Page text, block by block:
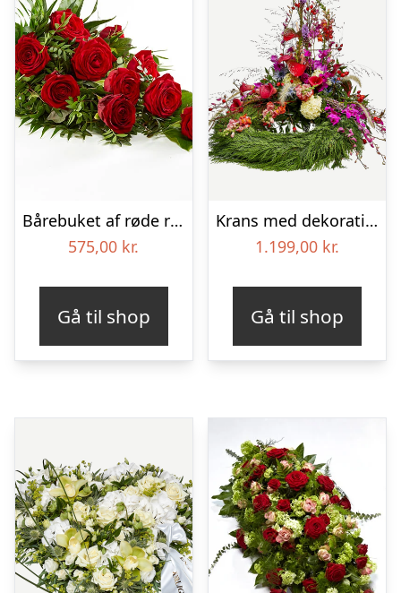
Bårebuket af røde roser – Blomster til begravelse
575,00 kr.
Gå til shop
Krans med dekoration – Et farverigt farvel
1.199,00 kr.
Gå til shop